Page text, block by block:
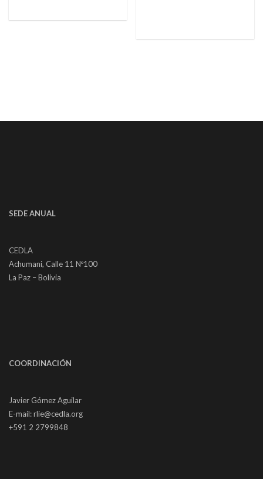
SEDE ANUAL
CEDLA
Achumani, Calle 11 Nº100
La Paz – Bolivia
COORDINACIÓN
Javier Gómez Aguilar
E-mail: rlie@cedla.org
+591 2 2799848